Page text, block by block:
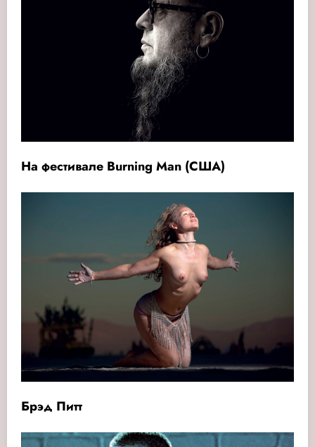
На фестивале Burning Man (США)
Брэд Питт